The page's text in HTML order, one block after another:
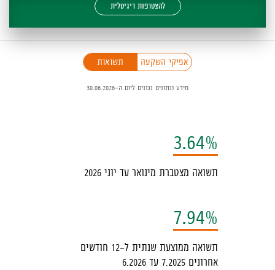
להצטרפות דיגיטלית
אפיקי השקעה תשואות
מידע ונתונים נכונים ליום ה-30.06.2026
3.64%
תשואה מצטברת מינואר עד יוני 2026
7.94%
תשואה ממוצעת שנתית ל-12 חודשים
אחרונים 7.2025 עד 6.2026